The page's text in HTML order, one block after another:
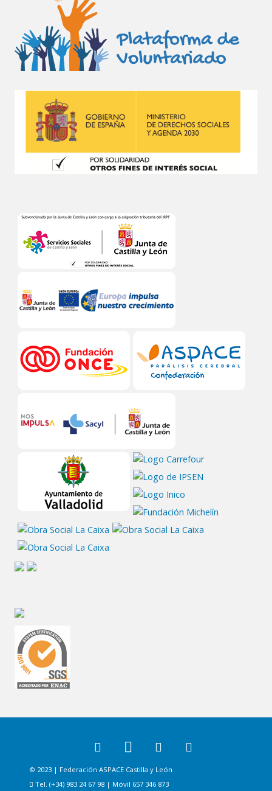
© 2023 | Federación ASPACE Castilla y León
Tel. (+34) 983 24 67 98 | Móvil 657 346 873